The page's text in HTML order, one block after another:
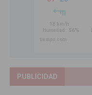
PUBLICIDAD